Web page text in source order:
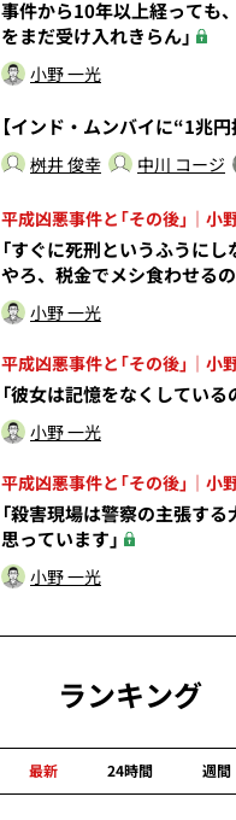
事件から10年以上経っても
をまだ受け入れきらん」
小野 一光
【インド・ムンバイに“1兆円
桝井 俊幸 中川 コージ
平成凶悪事件と「その後」｜小
「すぐに死刑というふうに
やろ、税金でメシ食わせる
小野 一光
平成凶悪事件と「その後」｜小
「彼女は記憶をなくしている
小野 一光
平成凶悪事件と「その後」｜小
「殺害現場は警察の主張す
思っています」
小野 一光
ランキング
最新 24時間 週間